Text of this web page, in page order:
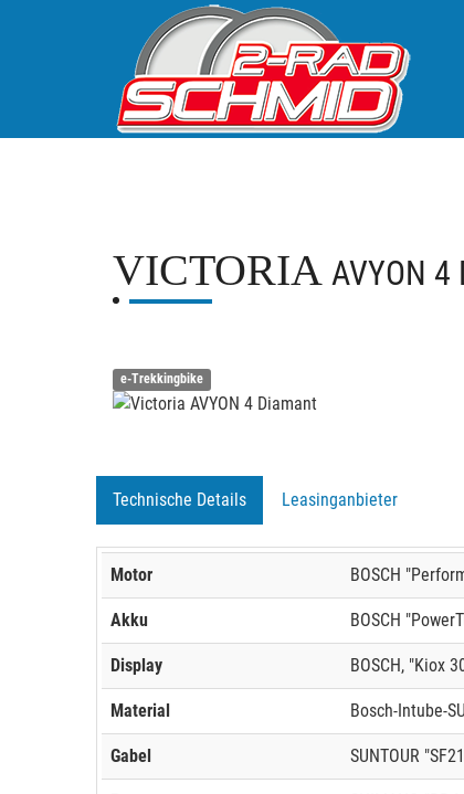
VICTORIA AVYON 4
e-Trekkingbike
Technische Details Leasinganbieter
Motor BOSCH
Akku BOSCH
Display BOSCH, "Kiox
Material Bosch-Intube-
Gabel SUNTOUR